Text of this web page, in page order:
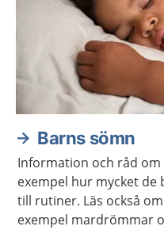
Barns sömn
Information och råd
exempel hur mycket de
till rutiner. Läs också
exempel mardrömmar